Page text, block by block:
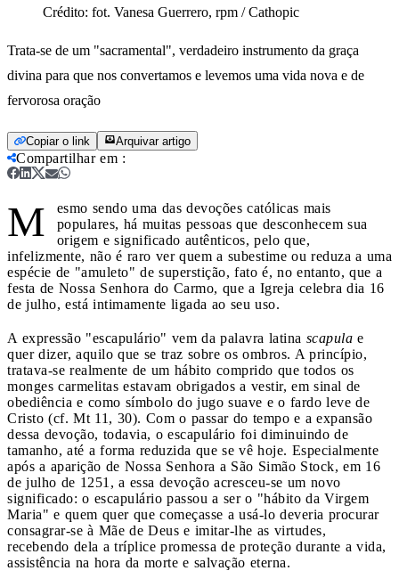
Crédito: fot. Vanesa Guerrero, rpm / Cathopic
Trata-se de um "sacramental", verdadeiro instrumento da graça
divina para que nos convertamos e levemos uma vida nova e de
fervorosa oração
Copiar o link Arquivar artigo
Compartilhar em :
M
esmo sendo uma das devoções católicas mais
populares, há muitas pessoas que desconhecem sua
origem e significado autênticos, pelo que,
infelizmente, não é raro ver quem a subestime ou reduza a uma
espécie de "amuleto" de superstição, fato é, no entanto, que a
festa de Nossa Senhora do Carmo, que a Igreja celebra dia 16
de julho, está intimamente ligada ao seu uso.
A expressão "escapulário" vem da palavra latina scapula e
quer dizer, aquilo que se traz sobre os ombros. A princípio,
tratava-se realmente de um hábito comprido que todos os
monges carmelitas estavam obrigados a vestir, em sinal de
obediência e como símbolo do jugo suave e o fardo leve de
Cristo (cf. Mt 11, 30). Com o passar do tempo e a expansão
dessa devoção, todavia, o escapulário foi diminuindo de
tamanho, até a forma reduzida que se vê hoje. Especialmente
após a aparição de Nossa Senhora a São Simão Stock, em 16
de julho de 1251, a essa devoção acresceu-se um novo
significado: o escapulário passou a ser o "hábito da Virgem
Maria" e quem quer que começasse a usá-lo deveria procurar
consagrar-se à Mãe de Deus e imitar-lhe as virtudes,
recebendo dela a tríplice promessa de proteção durante a vida,
assistência na hora da morte e salvação eterna.